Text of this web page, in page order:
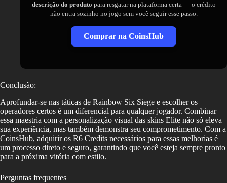
descrição do produto para resgatar na plataforma certa — o crédito
não entra sozinho no jogo sem você seguir esse passo.
Comprar na CoinsHub
Conclusão:
Aprofundar-se nas táticas de Rainbow Six Siege e escolher os
operadores certos é um diferencial para qualquer jogador. Combinar
essa maestria com a personalização visual das skins Elite não só eleva
sua experiência, mas também demonstra seu comprometimento. Com a
CoinsHub, adquirir os R6 Credits necessários para essas melhorias é
um processo direto e seguro, garantindo que você esteja sempre pronto
para a próxima vitória com estilo.
Perguntas frequentes